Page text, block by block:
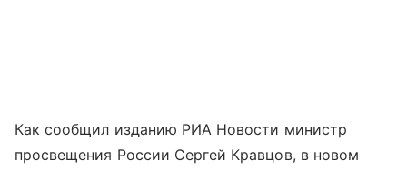
Как сообщил изданию РИА Новости министр
просвещения России Сергей Кравцов, в новом